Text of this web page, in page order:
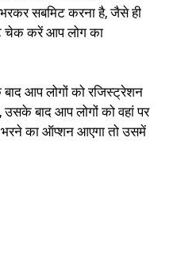
सबमिट करना है, जैसे ही
चेक करें आप लोग का
आप लोगों को रजिस्ट्रेशन
बाद आप लोगों को वहां पर
का ऑप्शन आएगा तो उसमें